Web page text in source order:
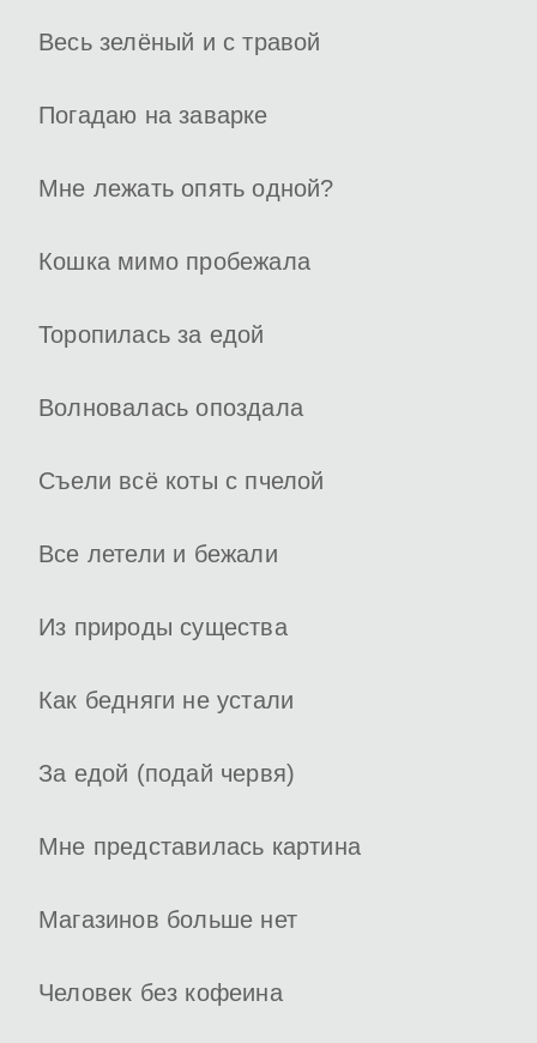
Весь зелёный и с травой
Погадаю на заварке
Мне лежать опять одной?
Кошка мимо пробежала
Торопилась за едой
Волновалась опоздала
Съели всё коты с пчелой
Все летели и бежали
Из природы существа
Как бедняги не устали
За едой (подай червя)
Мне представилась картина
Магазинов больше нет
Человек без кофеина